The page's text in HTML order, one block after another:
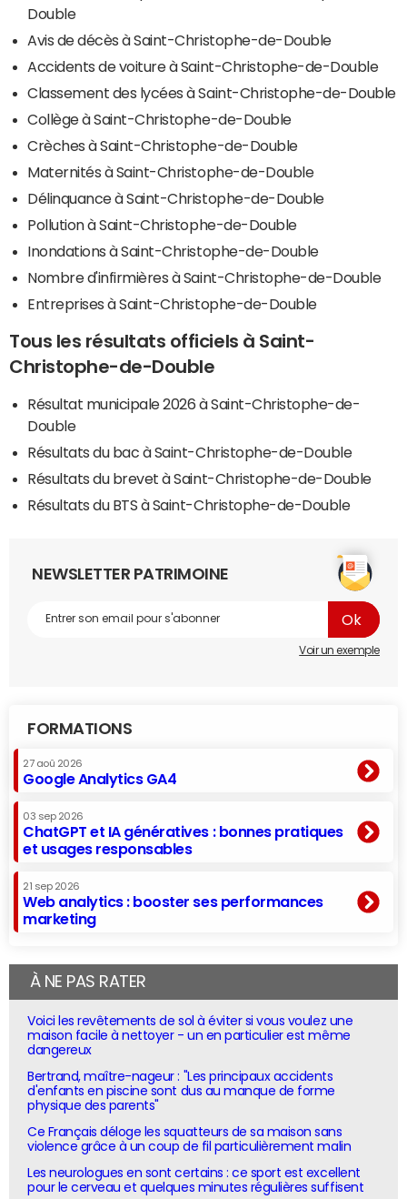
Double
Avis de décès à Saint-Christophe-de-Double
Accidents de voiture à Saint-Christophe-de-Double
Classement des lycées à Saint-Christophe-de-Double
Collège à Saint-Christophe-de-Double
Crèches à Saint-Christophe-de-Double
Maternités à Saint-Christophe-de-Double
Délinquance à Saint-Christophe-de-Double
Pollution à Saint-Christophe-de-Double
Inondations à Saint-Christophe-de-Double
Nombre d'infirmières à Saint-Christophe-de-Double
Entreprises à Saint-Christophe-de-Double
Tous les résultats officiels à Saint-
Christophe-de-Double
Résultat municipale 2026 à Saint-Christophe-de-
Double
Résultats du bac à Saint-Christophe-de-Double
Résultats du brevet à Saint-Christophe-de-Double
Résultats du BTS à Saint-Christophe-de-Double
NEWSLETTER PATRIMOINE
Voir un exemple
FORMATIONS
27 aoû 2026
Google Analytics GA4
03 sep 2026
ChatGPT et IA génératives : bonnes pratiques
et usages responsables
21 sep 2026
Web analytics : booster ses performances
marketing
À NE PAS RATER
Voici les revêtements de sol à éviter si vous voulez une
maison facile à nettoyer - un en particulier est même
dangereux
Bertrand, maître-nageur : "Les principaux accidents
d'enfants en piscine sont dus au manque de forme
physique des parents"
Ce Français déloge les squatteurs de sa maison sans
violence grâce à un coup de fil particulièrement malin
Les neurologues en sont certains : ce sport est excellent
pour le cerveau et quelques minutes régulières suffisent